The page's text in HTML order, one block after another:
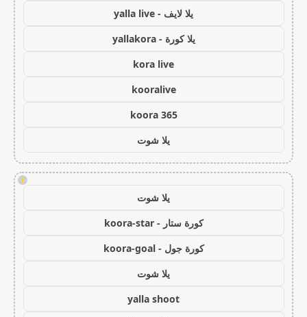
يلا لايف - yalla live
يلا كورة - yallakora
kora live
kooralive
koora 365
يلا شوت
!
يلا شوت
كورة ستار - koora-star
كورة جول - koora-goal
يلا شوت
yalla shoot